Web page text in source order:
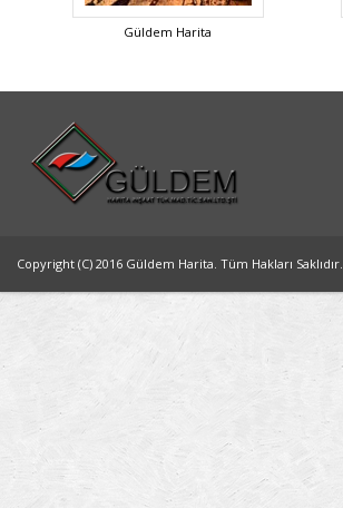
Güldem Harita
Copyright (C) 2016 Güldem Harita. Tüm Hakları Saklıdır.